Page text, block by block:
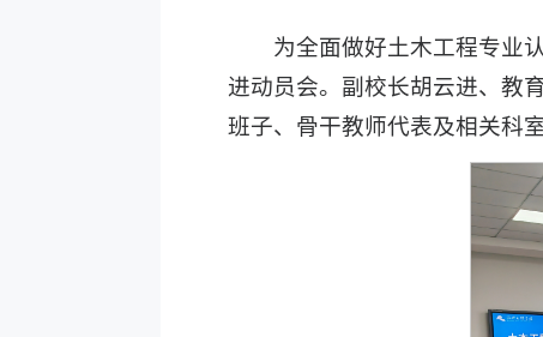
为全面做好土木工程专业
进动员会。副校长胡云进、教
班子、骨干教师代表及相关科